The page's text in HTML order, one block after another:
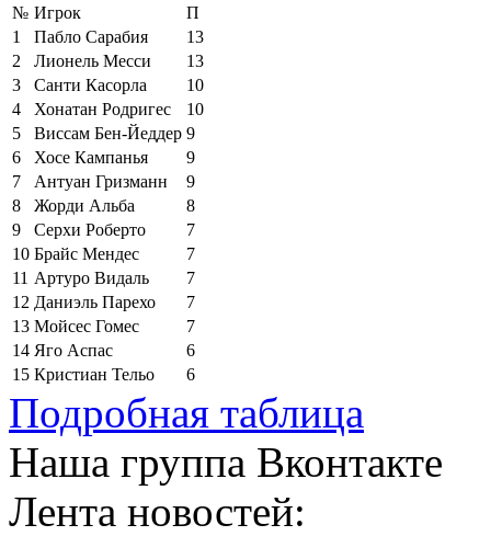
№ Игрок
П
1
Пабло Сарабия
13
2
Лионель Месси
13
3
Санти Касорла
10
4
Хонатан Родригес
10
5
Виссам Бен-Йеддер 9
6
Хосе Кампанья
9
7
Антуан Гризманн
9
8
Жорди Альба
8
9
Серхи Роберто
7
10 Брайс Мендес
7
11 Артуро Видаль
7
12 Даниэль Парехо
7
13 Мойсес Гомес
7
14 Яго Аспас
6
15 Кристиан Тельо 6
Подробная таблица
Наша группа Вконтакте
Лента новостей: